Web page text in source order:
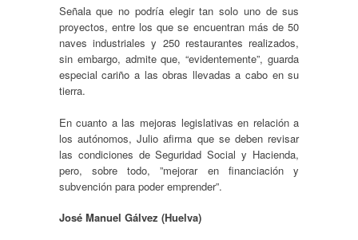
Señala que no podría elegir tan solo uno de sus
proyectos, entre los que se encuentran más de 50
naves industriales y 250 restaurantes realizados,
sin embargo, admite que, “evidentemente”, guarda
especial cariño a las obras llevadas a cabo en su
tierra.
En cuanto a las mejoras legislativas en relación a
los autónomos, Julio afirma que se deben revisar
las condiciones de Seguridad Social y Hacienda,
pero, sobre todo, ”mejorar en financiación y
subvención para poder emprender”.
José Manuel Gálvez (Huelva)